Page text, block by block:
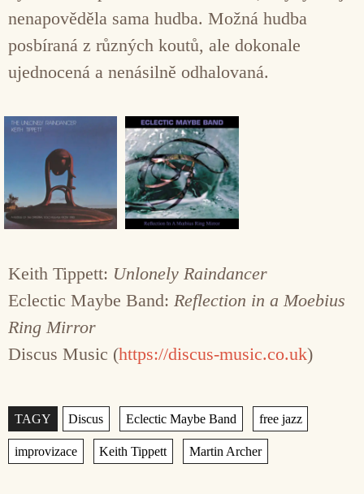
nenapověděla sama hudba. Možná hudba
posbíraná z různých koutů, ale dokonale
ujednocená a nenásilně odhalovaná.
Keith Tippett: Unlonely Raindancer
Eclectic Maybe Band: Reflection in a Moebius
Ring Mirror
Discus Music (https://discus-music.co.uk)
Štítky